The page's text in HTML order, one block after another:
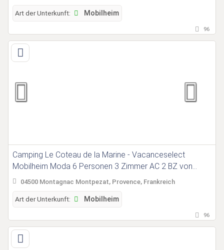
Art der Unterkunft: Mobilheim
96
Camping Le Coteau de la Marine - Vacanceselect
Mobilheim Moda 6 Personen 3 Zimmer AC 2 BZ von
Vacanceselect auf Camping Le Coteau de la Marine
04500 Montagnac Montpezat, Provence, Frankreich
Art der Unterkunft: Mobilheim
96